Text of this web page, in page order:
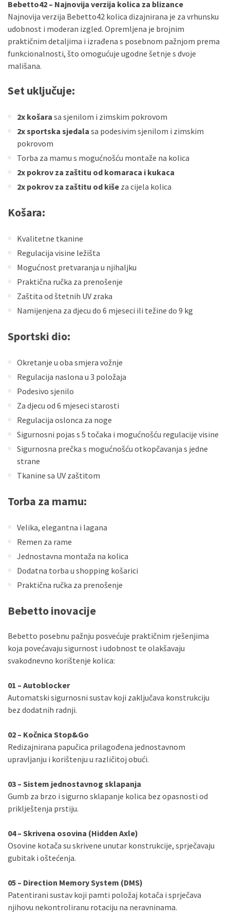
Bebetto42 – Najnovija verzija kolica za blizance
Najnovija verzija Bebetto42 kolica dizajnirana je za vrhunsku
udobnost i moderan izgled. Opremljena je brojnim
praktičnim detaljima i izrađena s posebnom pažnjom prema
funkcionalnosti, što omogućuje ugodne šetnje s dvoje
mališana.
Set uključuje:
2x košara sa sjenilom i zimskim pokrovom
2x sportska sjedala sa podesivim sjenilom i zimskim
pokrovom
Torba za mamu s mogućnošću montaže na kolica
2x pokrov za zaštitu od komaraca i kukaca
2x pokrov za zaštitu od kiše za cijela kolica
Košara:
Kvalitetne tkanine
Regulacija visine ležišta
Mogućnost pretvaranja u njihaljku
Praktična ručka za prenošenje
Zaštita od štetnih UV zraka
Namijenjena za djecu do 6 mjeseci ili težine do 9 kg
Sportski dio:
Okretanje u oba smjera vožnje
Regulacija naslona u 3 položaja
Podesivo sjenilo
Za djecu od 6 mjeseci starosti
Regulacija oslonca za noge
Sigurnosni pojas s 5 točaka i mogućnošću regulacije visine
Sigurnosna prečka s mogućnošću otkopčavanja s jedne
strane
Tkanine sa UV zaštitom
Torba za mamu:
Velika, elegantna i lagana
Remen za rame
Jednostavna montaža na kolica
Dodatna torba u shopping košarici
Praktična ručka za prenošenje
Bebetto inovacije
Bebetto posebnu pažnju posvećuje praktičnim rješenjima
koja povećavaju sigurnost i udobnost te olakšavaju
svakodnevno korištenje kolica:
01 – Autoblocker
Automatski sigurnosni sustav koji zaključava konstrukciju
bez dodatnih radnji.
02 – Kočnica Stop&Go
Redizajnirana papučica prilagođena jednostavnom
upravljanju i korištenju u različitoj obući.
03 – Sistem jednostavnog sklapanja
Gumb za brzo i sigurno sklapanje kolica bez opasnosti od
priklještenja prstiju.
04 – Skrivena osovina (Hidden Axle)
Osovine kotača su skrivene unutar konstrukcije, sprječavaju
gubitak i oštećenja.
05 – Direction Memory System (DMS)
Patentirani sustav koji pamti položaj kotača i sprječava
njihovu nekontroliranu rotaciju na neravninama.